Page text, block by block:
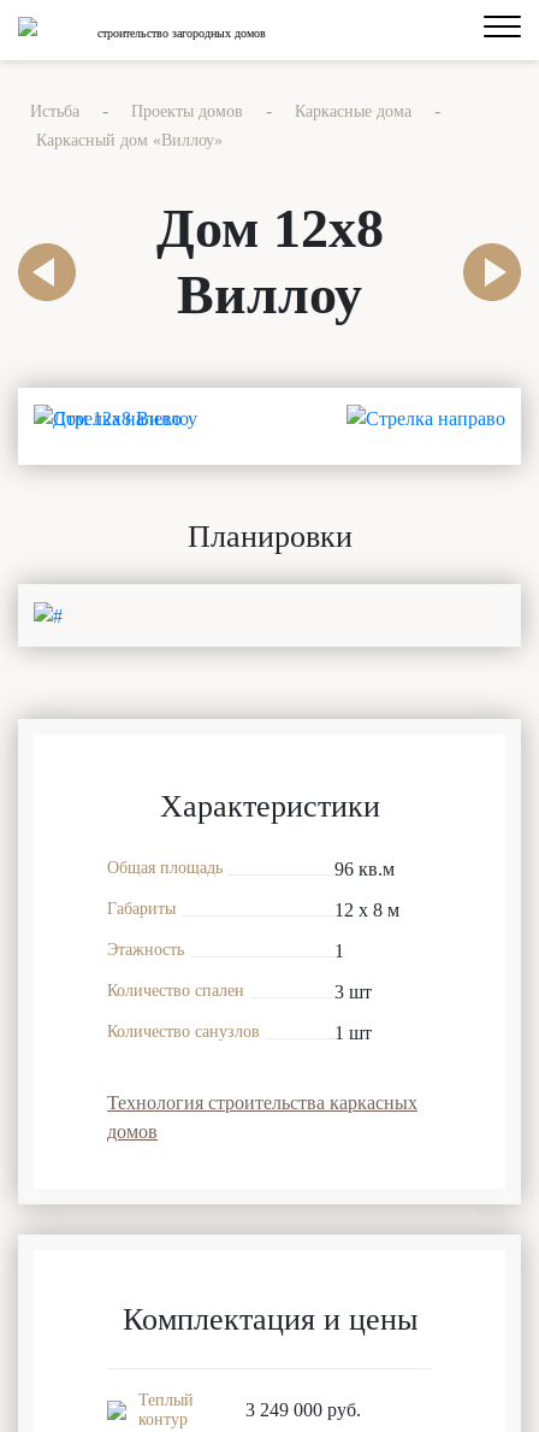
строительство загородных домов
Истьба - Проекты домов - Каркасные дома -
Каркасный дом «Виллоу»
Дом 12х8
Виллоу
Планировки
Характеристики
Общая площадь 96 кв.м
Габариты 12 x 8 м
Этажность 1
Количество спален 3 шт
Количество санузлов 1 шт
Технология строительства каркасных
домов
Комплектация и цены
Теплый
контур
3 249 000руб.